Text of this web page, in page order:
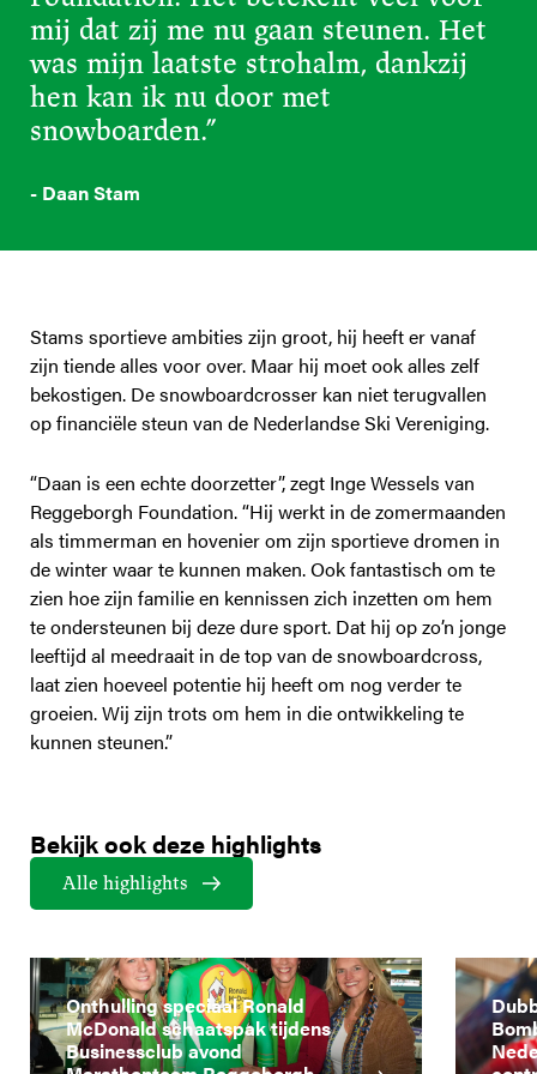
mij dat zij me nu gaan steunen. Het
was mijn laatste strohalm, dankzij
hen kan ik nu door met
snowboarden.”
- Daan Stam
Stams sportieve ambities zijn groot, hij heeft er vanaf
zijn tiende alles voor over. Maar hij moet ook alles zelf
bekostigen. De snowboardcrosser kan niet terugvallen
op financiële steun van de Nederlandse Ski Vereniging.
“Daan is een echte doorzetter”, zegt Inge Wessels van
Reggeborgh Foundation. “Hij werkt in de zomermaanden
als timmerman en hovenier om zijn sportieve dromen in
de winter waar te kunnen maken. Ook fantastisch om te
zien hoe zijn familie en kennissen zich inzetten om hem
te ondersteunen bij deze dure sport. Dat hij op zo’n jonge
leeftijd al meedraait in de top van de snowboardcross,
laat zien hoeveel potentie hij heeft om nog verder te
groeien. Wij zijn trots om hem in die ontwikkeling te
kunnen steunen.”
Bekijk ook deze highlights
Alle highlights
Onthulling speciaal Ronald
McDonald schaatspak tijdens
Businessclub avond